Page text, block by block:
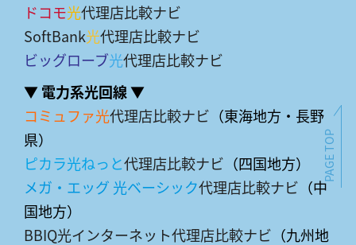
ドコモ光代理店比較ナビ
SoftBank光代理店比較ナビ
ビッグローブ光代理店比較ナビ
▼ 電力系光回線 ▼
コミュファ光代理店比較ナビ （東海地方・長野
県）
ピカラ光ねっと代理店比較ナビ （四国地方）
メガ・エッグ 光ベーシック代理店比較ナビ （中
国地方）
BBIQ光インターネット代理店比較ナビ （九州地
PAGE TOP